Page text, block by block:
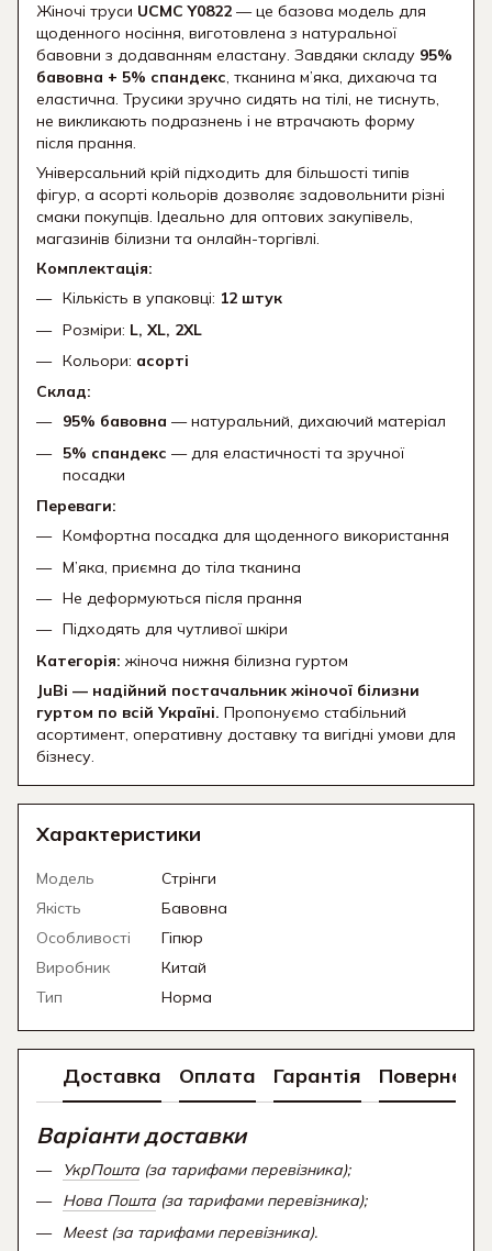
Жіночі труси UCMC Y0822 — це базова модель для
щоденного носіння, виготовлена з натуральної
бавовни з додаванням еластану. Завдяки складу 95%
бавовна + 5% спандекс, тканина м’яка, дихаюча та
еластична. Трусики зручно сидять на тілі, не тиснуть,
не викликають подразнень і не втрачають форму
після прання.
Універсальний крій підходить для більшості типів
фігур, а асорті кольорів дозволяє задовольнити різні
смаки покупців. Ідеально для оптових закупівель,
магазинів білизни та онлайн-торгівлі.
Комплектація:
Кількість в упаковці: 12 штук
Розміри: L, XL, 2XL
Кольори: асорті
Склад:
95% бавовна — натуральний, дихаючий матеріал
5% спандекс — для еластичності та зручної
посадки
Переваги:
Комфортна посадка для щоденного використання
М’яка, приємна до тіла тканина
Не деформуються після прання
Підходять для чутливої шкіри
Категорія: жіноча нижня білизна гуртом
JuBi — надійний постачальник жіночої білизни
гуртом по всій Україні. Пропонуємо стабільний
асортимент, оперативну доставку та вигідні умови для
бізнесу.
Характеристики
Модель
Стрінги
Якість
Бавовна
Особливості
Гіпюр
Виробник
Китай
Тип
Норма
Доставка Оплата Гарантія
Варіанти доставки
УкрПошта (за тарифами перевізника);
Нова Пошта (за тарифами перевізника);
Meest (за тарифами перевізника).